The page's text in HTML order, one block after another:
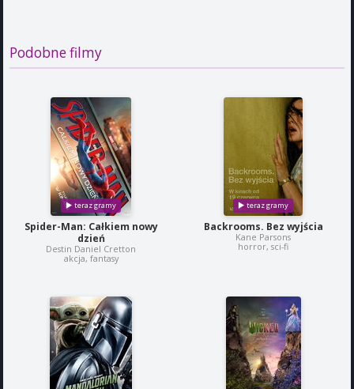
Podobne filmy
Spider-Man: Całkiem nowy
dzień
Destin Daniel Cretton
akcja, fantasy
Backrooms. Bez wyjścia
Kane Parsons
horror, sci-fi